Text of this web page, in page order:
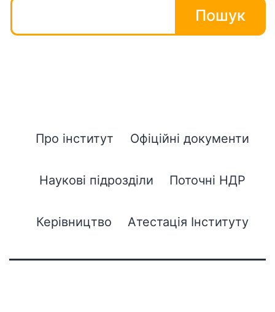
Пошук
Про інститут Офіційні документи
Наукові підрозділи Поточні НДР
Керівництво Атестація Інституту